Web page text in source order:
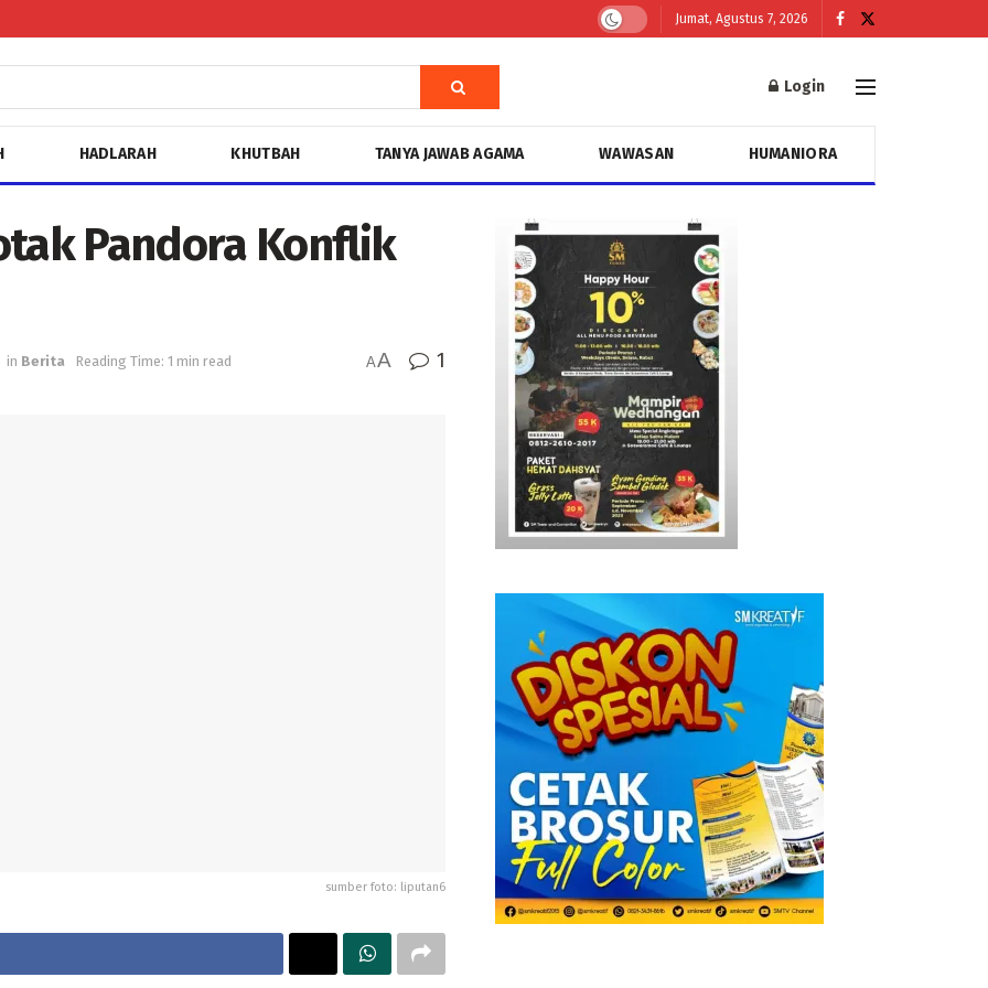
Jumat, Agustus 7, 2026
Login
HADLARAH KHUTBAH TANYA JAWAB AGAMA WAWASAN HUMANIORA
Pandora Konflik
in Berita Reading Time: 1 min read AA 1
sumber foto: liputan6